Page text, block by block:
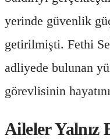
yerinde güvenlik
getirilmişti. Fethi
adliyede bulunan
görevlisinin
Aileler Yalnız